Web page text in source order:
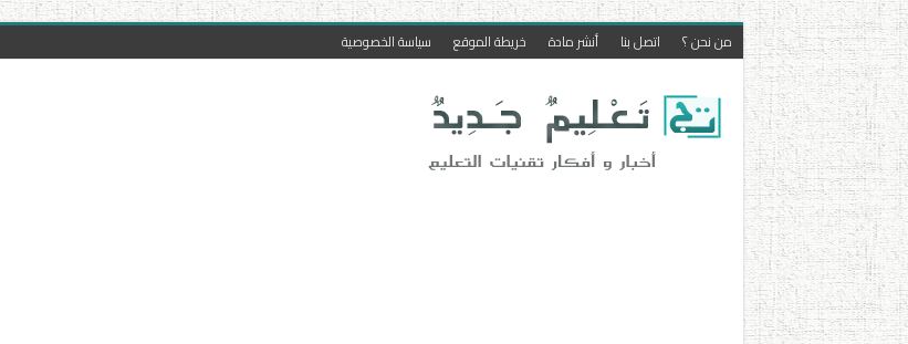
من نحن ؟ اتصل بنا أنشر مادة خريطة الموقع سياسة الخصوصية